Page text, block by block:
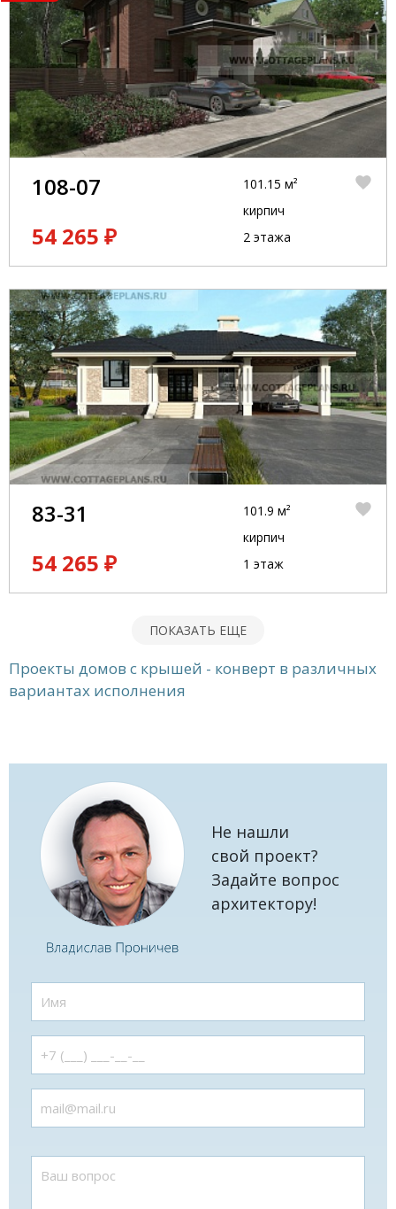
108-07
54 265 ₽
101.15 м²
кирпич
2 этажа
83-31
54 265 ₽
101.9 м²
кирпич
1 этаж
ПОКАЗАТЬ ЕЩЕ
Проекты домов с крышей - конверт в различных
вариантах исполнения
Не нашли
свой проект?
Задайте вопрос
архитектору!